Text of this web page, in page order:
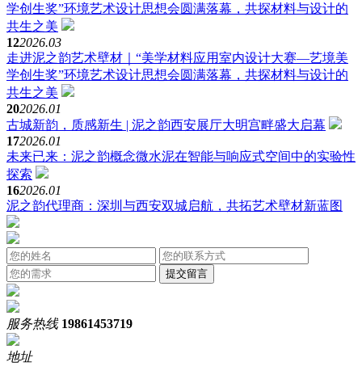
学创生奖”环境艺术设计思想会圆满落幕，共探材料与设计的
共生之美
122026.03
走进泥之韵艺术壁材｜“美学材料应用室内设计大赛—艺境美
学创生奖”环境艺术设计思想会圆满落幕，共探材料与设计的
共生之美
202026.01
古城新韵，质感新生 | 泥之韵西安展厅大明宫畔盛大启幕
172026.01
未来已来：泥之韵概念微水泥在智能与响应式空间中的实验性
探索
162026.01
泥之韵代理商：深圳与西安双城启航，共拓艺术壁材新蓝图
服务热线 19861453719
地址